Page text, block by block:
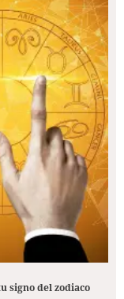
signo del zodiaco